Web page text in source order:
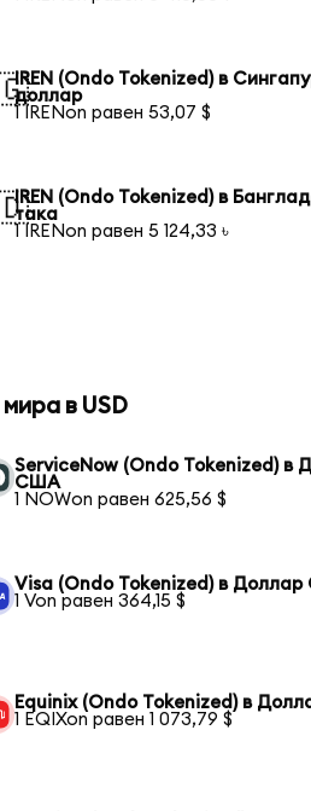
IREN (Ondo Tokenized) в
доллар
1 IRENon равен 53,07 $
IREN (Ondo Tokenized) в
така
1 IRENon равен 5 124,33 ৳
в USD
ServiceNow (Ondo Tokenized) в
США
1 NOWon равен 625,56 $
Visa (Ondo Tokenized) в
1 Von равен 364,15 $
Equinix (Ondo Tokenized) в
1 EQIXon равен 1 073,79 $